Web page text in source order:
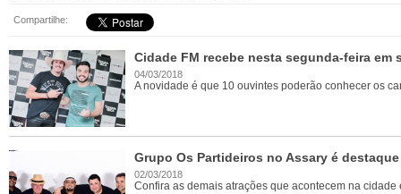
Compartilhe:
Cidade FM recebe nesta segunda-feira
04/03/2018
A novidade é que 10 ouvintes poderão conhecer os
Grupo Os Partideiros no Assary é
02/03/2018
Confira as demais atrações que acontecem na cidade